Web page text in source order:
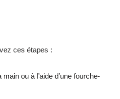
ces étapes :
ou à l’aide d’une fourche-